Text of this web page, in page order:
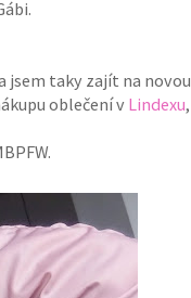
jsem taky zajít na novou
oblečení v Lindexu,